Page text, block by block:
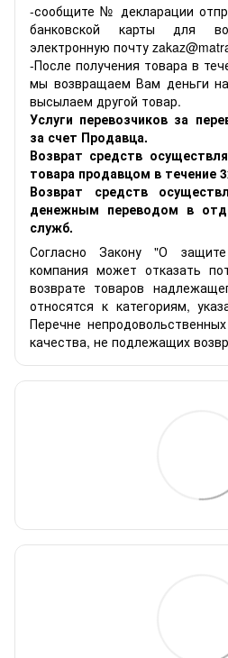
-сообщите № декларации
банковской карты для
электронную почту
-После получения товара в
мы возвращаем Вам деньги
высылаем другой товар.
Услуги перевозчиков за
за счет Продавца.
Возврат средств
товара продавцом в течение
Возврат средств
денежным переводом в
служб.
Согласно Закону "О
компания может отказать
возврате товаров
относятся к категориям,
Перечне
качества, не подлежащих